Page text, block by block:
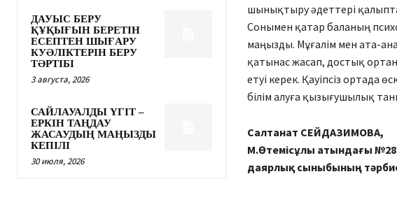
ДАУЫС БЕРУ
ҚҰҚЫҒЫН БЕРЕТІН
ЕСЕПТЕН ШЫҒАРУ
КУӘЛІКТЕРІН БЕРУ
ТӘРТІБІ
3 августа, 2026
САЙЛАУАЛДЫ ҮГІТ –
ЕРКІН ТАҢДАУ
ЖАСАУДЫҢ МАҢЫЗДЫ
КЕПІЛІ
30 июля, 2026
шынықтыру әдеттері
Сонымен қатар баланың
маңызды. Мұғалім мен ата-
қатынас жасап, достық
етуі керек. Қауіпсіз ортада
білім алуға қызығушылық
Салтанат СЕЙДАЗИМОВА,
М.Өтемісұлы атындағы
даярлық сыныбының